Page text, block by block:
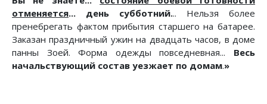
отменяется... день субботний... Нельзя более
пренебрегать фактом прибытия старшего на батарее.
Заказан праздничный ужин на двадцать часов, в доме
панны Зоей. Форма одежды повседневная... Весь
начальствующий состав уезжает по домам.»